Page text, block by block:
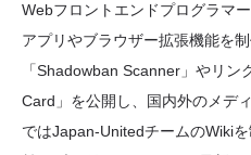
Webフロントエンドプログラマ
アプリやブラウザー拡張機能を
「Shadowban Scanner」やリ
Card」を公開し、国内外のメデ
ではJapan-UnitedチームのWiki